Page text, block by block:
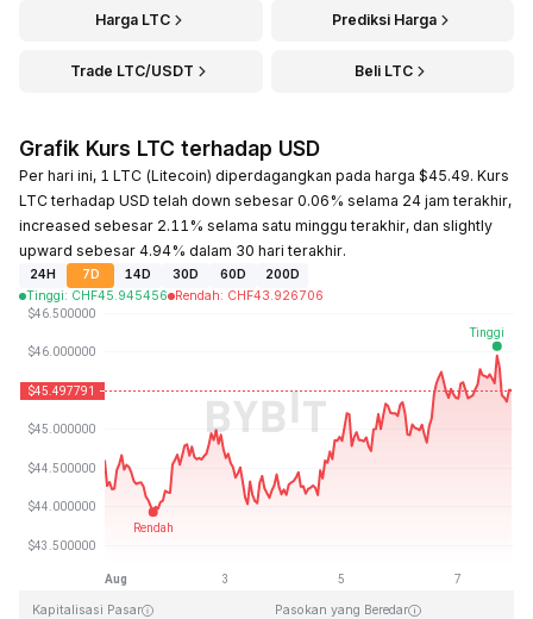
Harga LTC Prediksi Harga
Trade LTC/USDT Beli LTC
Grafik Kurs LTC terhadap USD
Per hari ini, 1 LTC (Litecoin) diperdagangkan pada harga $45.49. Kurs
LTC terhadap USD telah down sebesar 0.06% selama 24 jam terakhir,
increased sebesar 2.11% selama satu minggu terakhir, dan slightly
upward sebesar 4.94% dalam 30 hari terakhir.
24H 7D 14D 30D 60D
200D
Tinggi: CHF45.945456 Rendah: CHF43.926706
Terakhir Diperbarui: 2026-08-07, 21:29 GMT+0
Rekor Tertinggi (ATH)
CHF410.26
Kapitalisasi Pasar Pasokan yang Beredar